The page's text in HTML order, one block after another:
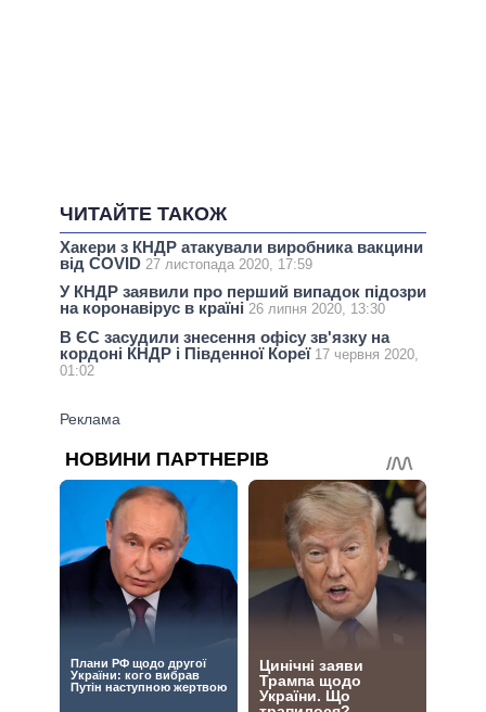
ЧИТАЙТЕ ТАКОЖ
Хакери з КНДР атакували виробника вакцини
від COVID 27 листопада 2020, 17:59
У КНДР заявили про перший випадок підозри
на коронавірус в країні 26 липня 2020, 13:30
В ЄС засудили знесення офісу зв'язку на
кордоні КНДР і Південної Кореї 17 червня 2020,
01:02